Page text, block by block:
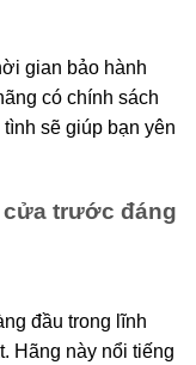
gian bảo hành
có chính sách
sẽ giúp bạn yên
trước đáng
đầu trong lĩnh
Hãng này nổi tiếng